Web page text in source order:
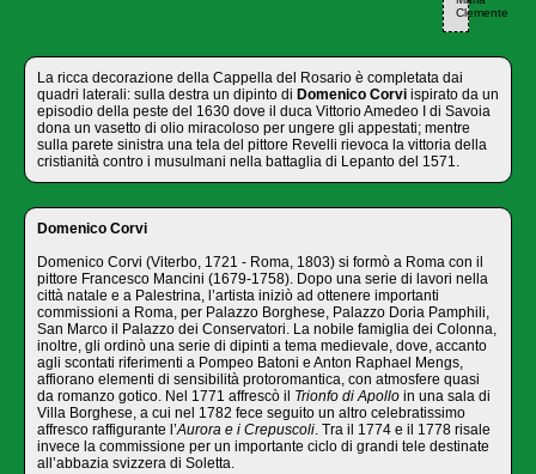
Clemente
La ricca decorazione della Cappella del Rosario è completata dai
quadri laterali: sulla destra un dipinto di Domenico Corvi ispirato da un
episodio della peste del 1630 dove il duca Vittorio Amedeo I di Savoia
dona un vasetto di olio miracoloso per ungere gli appestati; mentre
sulla parete sinistra una tela del pittore Revelli rievoca la vittoria della
cristianità contro i musulmani nella battaglia di Lepanto del 1571.
Domenico Corvi
Domenico Corvi (Viterbo, 1721 - Roma, 1803) si formò a Roma con il
pittore Francesco Mancini (1679-1758). Dopo una serie di lavori nella
città natale e a Palestrina, l’artista iniziò ad ottenere importanti
commissioni a Roma, per Palazzo Borghese, Palazzo Doria Pamphili,
San Marco il Palazzo dei Conservatori. La nobile famiglia dei Colonna,
inoltre, gli ordinò una serie di dipinti a tema medievale, dove, accanto
agli scontati riferimenti a Pompeo Batoni e Anton Raphael Mengs,
affiorano elementi di sensibilità protoromantica, con atmosfere quasi
da romanzo gotico. Nel 1771 affrescò il Trionfo di Apollo in una sala di
Villa Borghese, a cui nel 1782 fece seguito un altro celebratissimo
affresco raffigurante l’Aurora e i Crepuscoli. Tra il 1774 e il 1778 risale
invece la commissione per un importante ciclo di grandi tele destinate
all’abbazia svizzera di Soletta.